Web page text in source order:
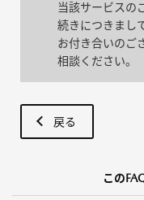
当該サービスの
続きにつきまし
お付き合いのご
相談ください。
戻る
この